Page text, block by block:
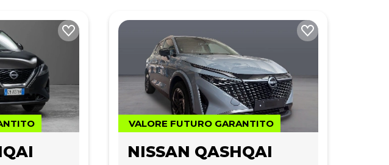
VALORE FUTURO GARANTITO
NISSAN QASHQAI